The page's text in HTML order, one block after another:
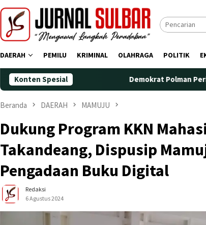
DAERAH PEMILU KRIMINAL OLAHRAGA POLITIK
Konten Spesial Demokrat Polman Peringati HUT ke-
Beranda DAERAH MAMUJU
Dukung Program KKN
Takandeang, Dispusip
Pengadaan Buku Digital
Redaksi
6 Agustus 2024